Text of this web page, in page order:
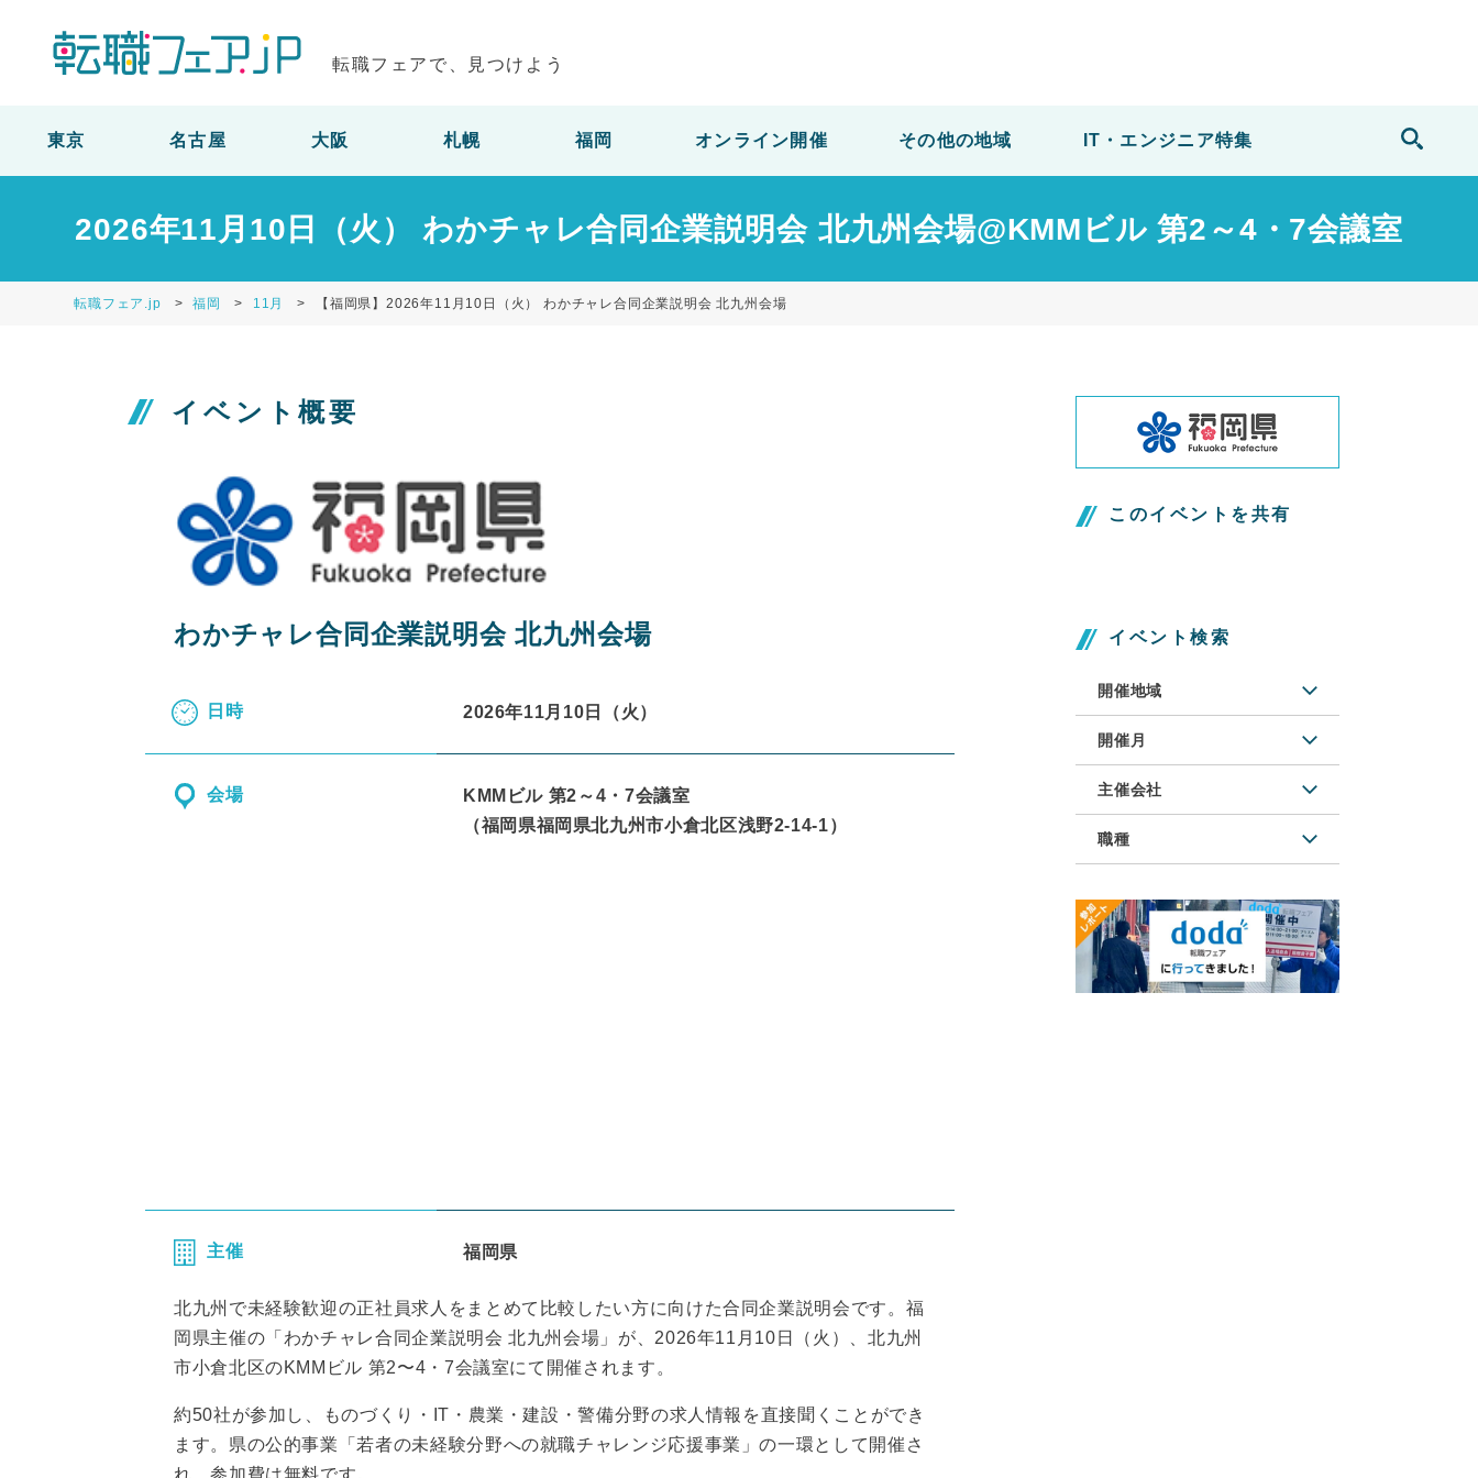
転職フェアで、見つけよう
東京 名古屋 大阪 札幌 福岡 オンライン開催 その他の地域 IT・エンジニア特集
2026年11月10日（火） わかチャレ合同企業説明会 北九州会場@KMMビル 第2～4・7会議室
転職フェア.jp 福岡 11月 【福岡県】2026年11月10日（火） わかチャレ合同企業説明会 北九州会場
イベント概要
わかチャレ合同企業説明会 北九州会場
日時 2026年11月10日（火）
会場
KMMビル 第2～4・7会議室
（福岡県福岡県北九州市小倉北区浅野2-14-1）
主催 福岡県
北九州で未経験歓迎の正社員求人をまとめて比較したい方に向けた合同企業説明会です。福
岡県主催の「わかチャレ合同企業説明会 北九州会場」が、2026年11月10日（火）、北九州
市小倉北区のKMMビル 第2〜4・7会議室にて開催されます。
約50社が参加し、ものづくり・IT・農業・建設・警備分野の求人情報を直接聞くことができ
ます。県の公的事業「若者の未経験分野への就職チャレンジ応援事業」の一環として開催さ
れ、参加費は無料です。
このイベントを共有
イベント検索
開催地域
開催月
主催会社
職種